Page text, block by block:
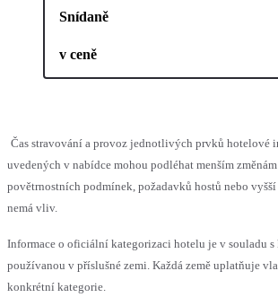
Snídaně
v ceně
Čas stravování a provoz jednotlivých prvků hotelové
uvedených v nabídce mohou podléhat menším
povětrnostních podmínek, požadavků hostů nebo
nemá vliv.
Informace o oficiální kategorizaci hotelu je v souladu s
používanou v příslušné zemi. Každá země uplatňuje
konkrétní kategorie.